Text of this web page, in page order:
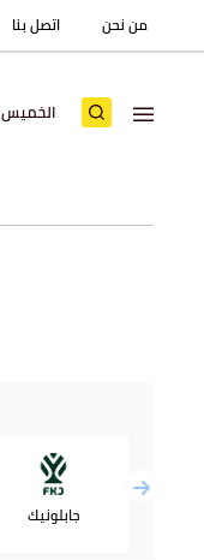
من نحن اتصل بنا
الخميس 06 أغسطس 2026
جابلونيك